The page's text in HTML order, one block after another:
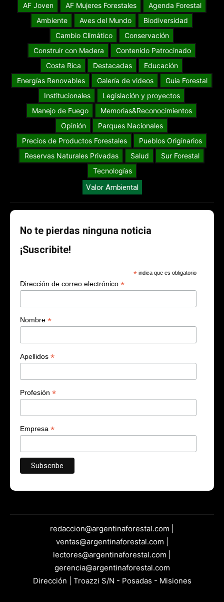
AF Joven AF Mujeres Forestales
Agenda Forestal
Ambiente
Aves del Mundo
Biodiversidad
Cambio Climático
Conservación
Construir con Madera
Contenido Patrocinado
Costa Rica
Destacadas
Educación
Energías Renovables
Galería de videos
Guia Forestal
Institucionales
Legislación y proyectos
Manejo de Fuego
Memorias&Reconocimientos
Opinión
Parques Nacionales
Precios de Productos Forestales
Pueblos Originarios
Reservas Naturales Privadas
Salud
Sur Forestal
Tecnologías
Valor Ambiental
No te pierdas ninguna noticia
¡Suscribite!
* indica que es obligatorio
Dirección de correo electrónico *
Nombre *
Apellidos *
Profesión *
Empresa *
redaccion@argentinaforestal.com |
ventas@argentinaforestal.com |
lectores@argentinaforestal.com |
gerencia@argentinaforestal.com
Dirección | Troazzi S/N - Posadas - Misiones